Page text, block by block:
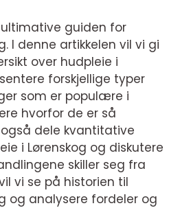
guiden for
I denne artikkelen vil vi gi
over hudpleie i
forskjellige typer
som er populære i
hvorfor de er så
dele kvantitative
i Lørenskog og diskutere
skiller seg fra
vi se på historien til
og analysere fordeler og